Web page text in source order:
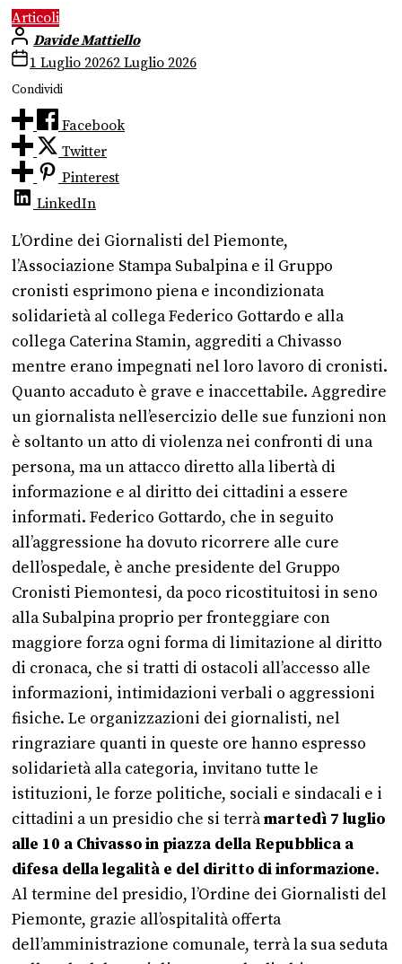
Articoli
Davide Mattiello
1 Luglio 20262 Luglio 2026
Condividi
Facebook
Twitter
Pinterest
LinkedIn
L’Ordine dei Giornalisti del Piemonte,
l’Associazione Stampa Subalpina e il Gruppo
cronisti esprimono piena e incondizionata
solidarietà al collega Federico Gottardo e alla
collega Caterina Stamin, aggrediti a Chivasso
mentre erano impegnati nel loro lavoro di cronisti.
Quanto accaduto è grave e inaccettabile. Aggredire
un giornalista nell’esercizio delle sue funzioni non
è soltanto un atto di violenza nei confronti di una
persona, ma un attacco diretto alla libertà di
informazione e al diritto dei cittadini a essere
informati. Federico Gottardo, che in seguito
all’aggressione ha dovuto ricorrere alle cure
dell’ospedale, è anche presidente del Gruppo
Cronisti Piemontesi, da poco ricostituitosi in seno
alla Subalpina proprio per fronteggiare con
maggiore forza ogni forma di limitazione al diritto
di cronaca, che si tratti di ostacoli all’accesso alle
informazioni, intimidazioni verbali o aggressioni
fisiche. Le organizzazioni dei giornalisti, nel
ringraziare quanti in queste ore hanno espresso
solidarietà alla categoria, invitano tutte le
istituzioni, le forze politiche, sociali e sindacali e i
cittadini a un presidio che si terràmartedì 7 luglio
alle 10 a Chivasso in piazza della Repubblica a
difesa della legalità e del diritto di informazione.
Al termine del presidio, l’Ordine dei Giornalisti del
Piemonte, grazie all’ospitalità offerta
dell’amministrazione comunale, terrà la sua seduta